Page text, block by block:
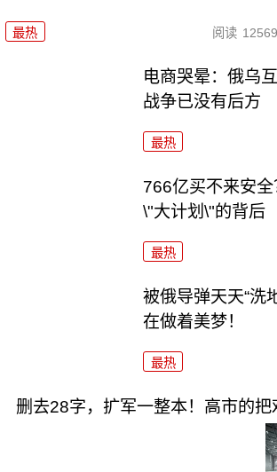
最热 阅读 12569
电商哭晕：俄乌
战争已没有后方
最热
766亿买不来安
\"大计划\"的背后
最热
被俄导弹天天“洗
在做着美梦！
最热
删去28字，扩军一整本！高市的把